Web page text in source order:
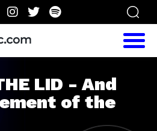
LID - And
of the